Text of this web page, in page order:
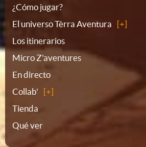
Plano
del
sitio
¿Cómo jugar?
El universo Tèrra Aventura
Los itinerarios
Micro Z'aventures
En directo
Collab'
Tienda
Qué ver